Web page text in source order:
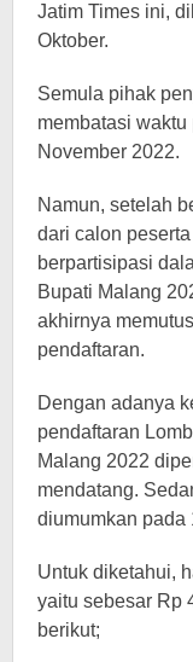
Jatim Times ini,
Oktober.
Semula pihak
membatasi
November 2022.
Namun, setelah
dari calon
berpartisipasi
Bupati Malang
akhirnya
pendaftaran.
Dengan adanya
pendaftaran
Malang 2022
mendatang.
diumumkan pada
Untuk diketahui,
yaitu sebesar Rp
berikut;